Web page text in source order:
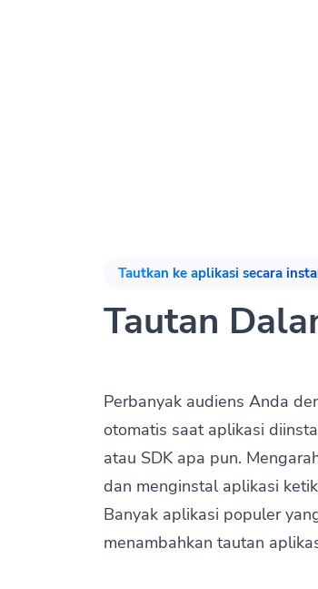
Tautkan ke aplikasi secara
Tautan
Perbanyak audiens Anda
otomatis saat aplikasi
atau SDK apa pun.
dan menginstal aplikasi
Banyak aplikasi populer
menambahkan tautan